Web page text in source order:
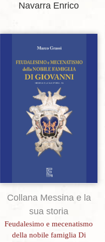
Navarra Enrico
Aggiungi alla lista dei desideri
Collana Messina e la
sua storia
Feudalesimo e mecenatismo
della nobile famiglia Di